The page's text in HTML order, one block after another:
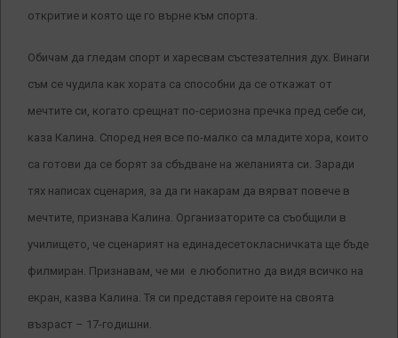
откритие и която ще го върне към спорта.
Обичам да гледам спорт и харесвам състезателния дух. Винаги
съм се чудила как хората са способни да се откажат от
мечтите си, когато срещнат по-сериозна пречка пред себе си,
каза Калина. Според нея все по-малко са младите хора, които
са готови да се борят за сбъдване на желанията си. Заради
тях написах сценария, за да ги накарам да вярват повече в
мечтите, признава Калина. Организаторите са съобщили в
училището, че сценарият на единадесетокласничката ще бъде
филмиран. Признавам, че ми е любопитно да видя всичко на
екран, казва Калина. Тя си представя героите на своята
възраст – 17-годишни.